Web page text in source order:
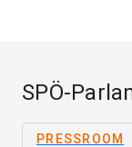
SPÖ-
PRESSROOM